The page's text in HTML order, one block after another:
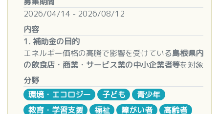
障害児･者への福祉事業に従事する方々の環境
の改善に役立つもの
経費」とし、経常的に発生する管理運営費（人件
費、賃借料、光熱費ほか）は対象外
3 選考結果
選考結果（採否通知）は、全ての申請団体の
代表者宛に郵送にて通知いたします。
なお、採否の理由等に関する問い合わせには一切
７．事業化報告書はこちらからダウンロードして
ください
令和２年度～令和４年度採択者用
（様式１６号）
令和５年度採択者用令和５年度用 事業化状況報告
書（様式１７号）
令和６年度採択者用
書（様式１７号）
【応募期間】
前期：2026年5月1日（金）から2026年5月29日
（金）（当財団必着）
※締切日は厳守願います。締切日までに到着しなか
った分は選考対象外となります。日時に余裕をもっ
てのご郵送およびメールをお願いします。
※書類の到着確認依頼には応じません。
※※後期：2026年10月1日（木）～2026年10月
30日（金）（当財団必着）
事業例：虐待のアウトリーチ、親子が避難するため
のDVシェルター、退所・自立に向けた支援、退所
後の居場所支援、子どもシェルター 等
③ 医療的ケアが必要な子どもや重度の心身障がい
児、難病の子どもやその家族への支援
事業例：医療的ケア児等のデイサービス・一時的居
住支援・体験活動の提供、家族やきょうだい児（障
がいのある子の兄弟姉妹）への支援 等
④ヤングケアラーへの支援
2026/04/14 - 2026/08/12
内容
1. 補助金の目的
エネルギー価格の高騰で影響を受けている島根県内
の飲食店・商業・サービス業の中小企業者等を対象
に、省エネルギーや省資源に資する設備の
新費用の一部を支援し、経営の安定化を図ることを
目的としています。
分野
環境・エコロジー
子ども
青少年
教育・学習支援
福祉 障がい者
高齢者